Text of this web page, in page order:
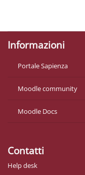
Informazioni
Portale Sapienza
Moodle community
Moodle Docs
Contatti
Help desk